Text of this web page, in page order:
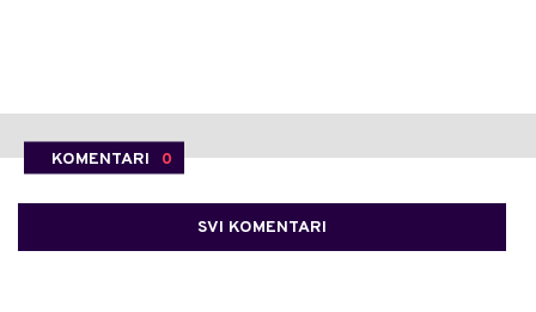
KOMENTARI 0
SVI KOMENTARI